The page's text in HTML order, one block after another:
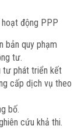
động PPP
bản quy phạm
tư.
tư phát triển kết
cấp dịch vụ theo
bố.
cứu khả thi.